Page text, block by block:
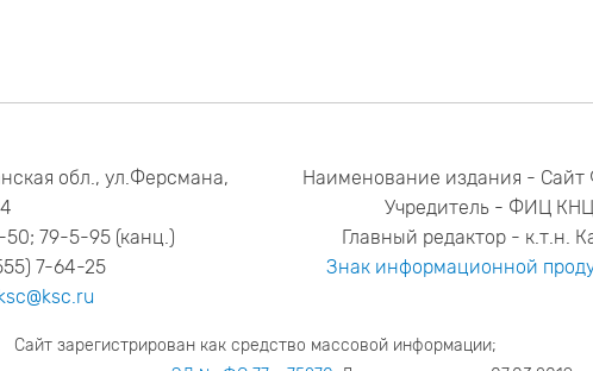
обл., ул.Ферсмана,
50; 79-5-95 (канц.)
7-64-25
Наименование издания -
Учредитель - ФИЦ
Главный редактор - к.т.н.
Знак информационной
Сайт зарегистрирован как средство массовой информации;